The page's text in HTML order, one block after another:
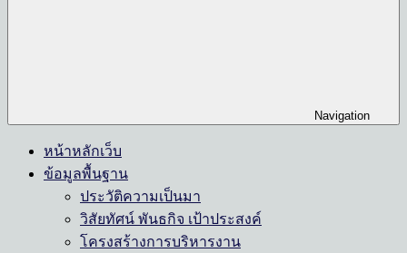
Navigation
หน้าหลักเว็บ
ข้อมูลพื้นฐาน
ประวัติความเป็นมา
วิสัยทัศน์ พันธกิจ เป้าประสงค์
โครงสร้างการบริหารงาน